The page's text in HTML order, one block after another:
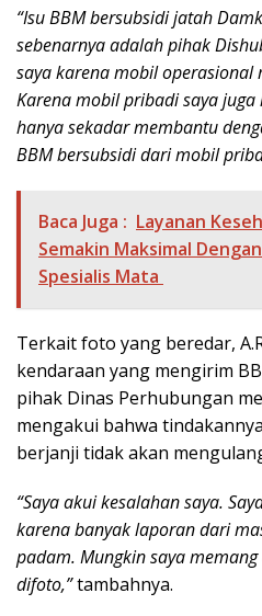
“Isu BBM bersubsidi jatah
sebenarnya adalah pihak
saya karena mobil operasional
Karena mobil pribadi saya
hanya sekadar membantu
BBM bersubsidi dari mobil
Baca Juga : Layanan
Semakin Maksimal
Spesialis Mata
Terkait foto yang beredar,
kendaraan yang mengirim
pihak Dinas Perhubungan
mengakui bahwa
berjanji tidak akan
“Saya akui kesalahan saya.
karena banyak laporan dari
padam. Mungkin saya
difoto,”tambahnya.